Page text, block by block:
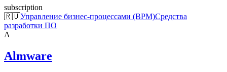
subscription
🇷🇺Управление бизнес-процессами (BPM)Средства
разработки ПО
A
Almware